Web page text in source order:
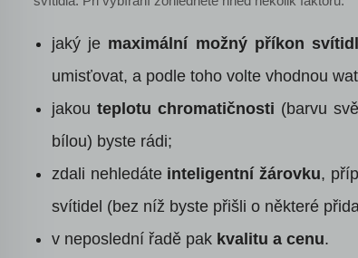
jaký je maximální možný příkon
umisťovat, a podle toho volte vhodnou
jakouteplotu chromatičnosti (barvu
bílou) byste rádi;
zdali nehledáte inteligentní žárovku,
svítidel (bez níž byste přišli o některé
v neposlední řadě pak kvalitu a cenu.